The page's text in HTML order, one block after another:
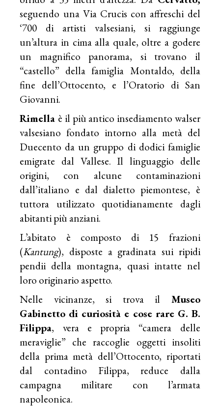
seguendo una Via Crucis con affreschi del
‘700 di artisti valsesiani, si raggiunge
un’altura in cima alla quale, oltre a godere
un magnifico panorama, si trovano il
“castello” della famiglia Montaldo, della
fine dell’Ottocento, e l’Oratorio di San
Giovanni.
Rimella è il più antico insediamento walser
valsesiano fondato intorno alla metà del
Duecento da un gruppo di dodici famiglie
emigrate dal Vallese. Il linguaggio delle
origini, con alcune contaminazioni
dall’italiano e dal dialetto piemontese, è
tuttora utilizzato quotidianamente dagli
abitanti più anziani.
L’abitato è composto di 15 frazioni
(Kantung), disposte a gradinata sui ripidi
pendii della montagna, quasi intatte nel
loro originario aspetto.
Nelle vicinanze, si trova il Museo
Gabinetto di curiosità e cose rare G. B.
Filippa, vera e propria “camera delle
meraviglie” che raccoglie oggetti insoliti
della prima metà dell’Ottocento, riportati
dal contadino Filippa, reduce dalla
campagna militare con l’armata
napoleonica.